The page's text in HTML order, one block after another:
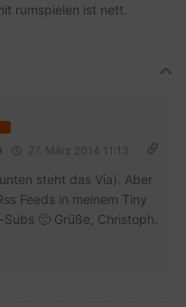
rumspielen ist nett.
27. März 2014 11:13
steht das Via). Aber
Feeds in meinem Tiny
🙂 Grüße, Christoph.